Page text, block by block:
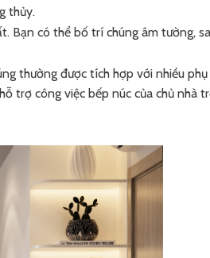
thủy.
Bạn có thể bố trí chúng âm tường,
thường được tích hợp với nhiều phụ
trợ công việc bếp núc của chủ nhà